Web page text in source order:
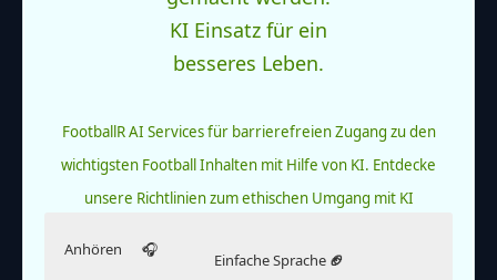
FootballR AI Services für barrierefreien Zugang zu den
wichtigsten Football Inhalten mit Hilfe von KI. Entdecke
unsere Richtlinien zum ethischen Umgang mit KI
Anhören 🎧
Einfache Sprache 🏈